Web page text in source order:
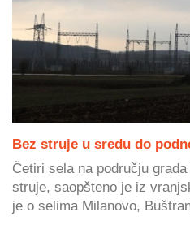
Bez struje u sredu do
Četiri sela na području
struje, saopšteno je iz
je o selima Milanovo,